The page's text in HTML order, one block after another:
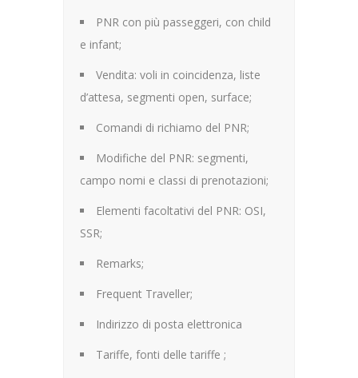
PNR con più passeggeri, con child
e infant;
Vendita: voli in coincidenza, liste
d’attesa, segmenti open, surface;
Comandi di richiamo del PNR;
Modifiche del PNR: segmenti,
campo nomi e classi di prenotazioni;
Elementi facoltativi del PNR: OSI,
SSR;
Remarks;
Frequent Traveller;
Indirizzo di posta elettronica
Tariffe, fonti delle tariffe ;